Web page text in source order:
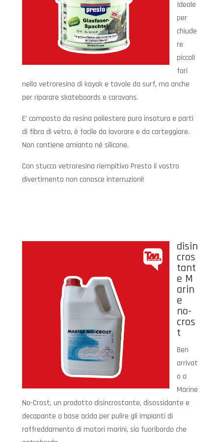
Ideale
per
chiude
re
piccoli
fori
nella vetroresina di kayak e tavole da surf, ma anche
per riparare skateboards e caravans.
E’ composto da resina poliestere pura insatura e parti
di fibra di vetro, è facile da lavorare e da carteggiare.
Non contiene amianto né silicone.
Con stucco vetroresina riempitivo Presto il vostro
divertimento non conosce interruzioni!
disin
cros
tant
e M
arin
e
no-
cros
t
Ben
arrivat
o a
Marine
No-Crost, un prodotto disincrostante, disossidante e
decapante a base acida per pulire gli impianti di
raffreddamento di motori marini, sia fuoribordo che